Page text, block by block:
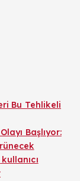
Bu Tehlikeli
Başlıyor: